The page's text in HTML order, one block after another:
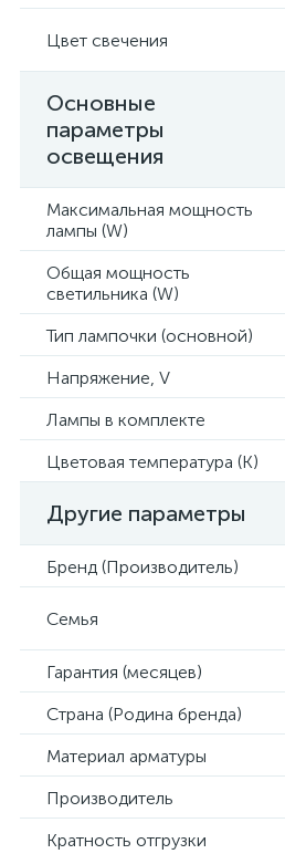
Цвет свечения
Основные
параметры
освещения
Максимальная мощность
лампы (W)
Общая мощность
светильника (W)
Тип лампочки (основной)
Напряжение, V
Лампы в комплекте
Цветовая температура (К)
Другие параметры
Бренд (Производитель)
Семья
Гарантия (месяцев)
Страна (Родина бренда)
Материал арматуры
Производитель
Кратность отгрузки